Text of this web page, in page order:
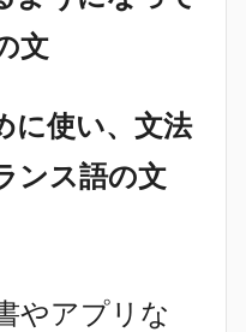
文
に使い、文法
ンス語の文
やアプリな